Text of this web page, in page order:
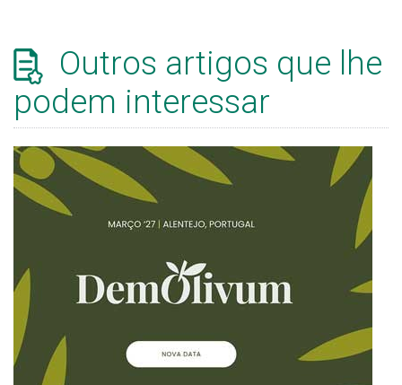
Outros artigos que lhe
podem interessar